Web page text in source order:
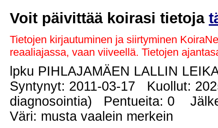
Voit päivittää koirasi tietoja
Tietojen kirjautuminen ja siirtyminen
reaaliajassa, vaan viiveellä. Tietojen
lpku PIHLAJAMÄEN LALLIN
Syntynyt: 2011-03-17 Kuollut:
diagnosointia) Pentueita: 0
Väri: musta vaalein merkein